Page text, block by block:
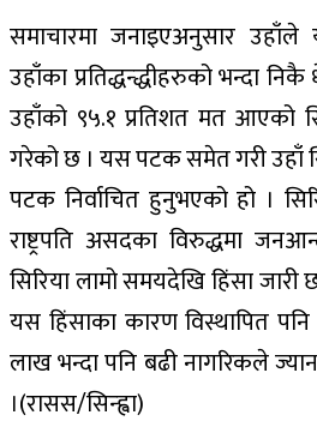
समाचारमा जनाइएअनुसार उहाँले
उहाँका प्रतिद्धन्द्धीहरुको भन्दा
उहाँको ९५.१ प्रतिशत मत आएको
गरेको छ । यस पटक समेत गरी उहाँ
पटक निर्वाचित हुनुभएको हो ।
राष्ट्रपति असदका विरुद्धमा
सिरिया लामो समयदेखि हिंसा
यस हिंसाका कारण विस्थापित
लाख भन्दा पनि बढी नागरिकले
।(रासस/सिन्ह्वा)